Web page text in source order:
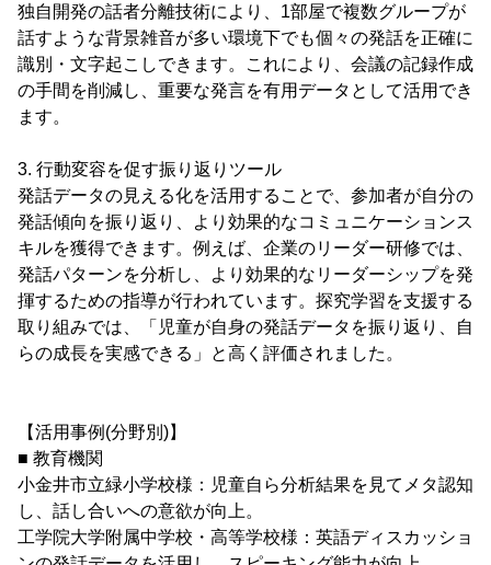
独自開発の話者分離技術により、1部屋で複数グループが
話すような背景雑音が多い環境下でも個々の発話を正確に
識別・文字起こしできます。これにより、会議の記録作成
の手間を削減し、重要な発言を有用データとして活用でき
ます。
3. 行動変容を促す振り返りツール
発話データの見える化を活用することで、参加者が自分の
発話傾向を振り返り、より効果的なコミュニケーションス
キルを獲得できます。例えば、企業のリーダー研修では、
発話パターンを分析し、より効果的なリーダーシップを発
揮するための指導が行われています。探究学習を支援する
取り組みでは、「児童が自身の発話データを振り返り、自
らの成長を実感できる」と高く評価されました。
【活用事例(分野別)】
■ 教育機関
小金井市立緑小学校様：児童自ら分析結果を見てメタ認知
し、話し合いへの意欲が向上。
工学院大学附属中学校・高等学校様：英語ディスカッショ